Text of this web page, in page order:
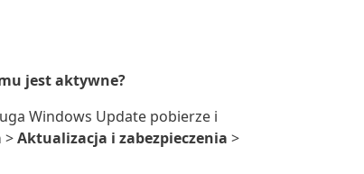
jest aktywne?
Windows Update pobierze i
>Aktualizacja i zabezpieczenia >